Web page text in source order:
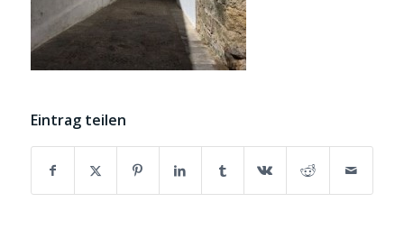
Eintrag teilen